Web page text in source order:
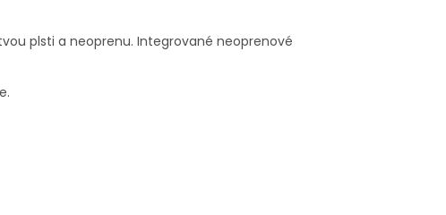
plsti a neoprenu. Integrované neoprenové